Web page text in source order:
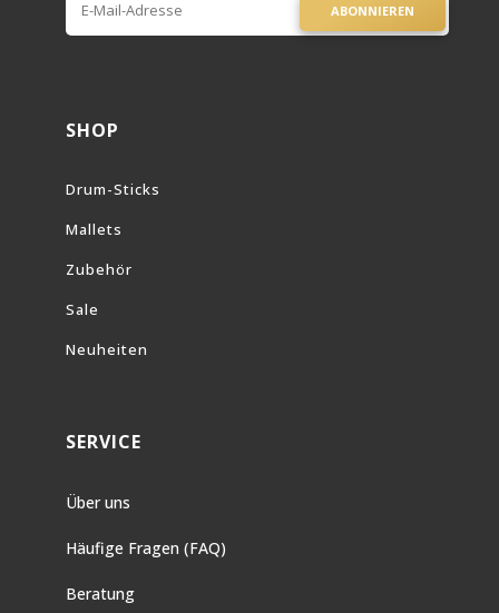
ABONNIEREN
SHOP
Drum-Sticks
Mallets
Zubehör
Sale
Neuheiten
SERVICE
Über uns
Häufige Fragen (FAQ)
Beratung